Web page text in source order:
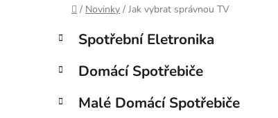
Domů
/ Novinky / Jak vybrat správnou TV
P
s
r
Přeskočit
kategorie
K
a
e
o
Spotřební Eletronika
Domácí Spotřebiče
Malé Domácí Spotřebiče